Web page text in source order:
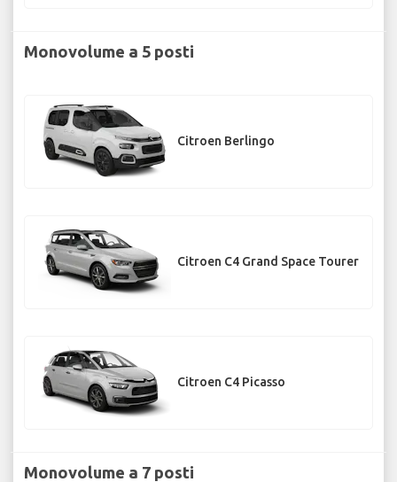
Monovolume a 5 posti
Citroen Berlingo
Citroen C4 Grand Space Tourer
Citroen C4 Picasso
Monovolume a 7 posti